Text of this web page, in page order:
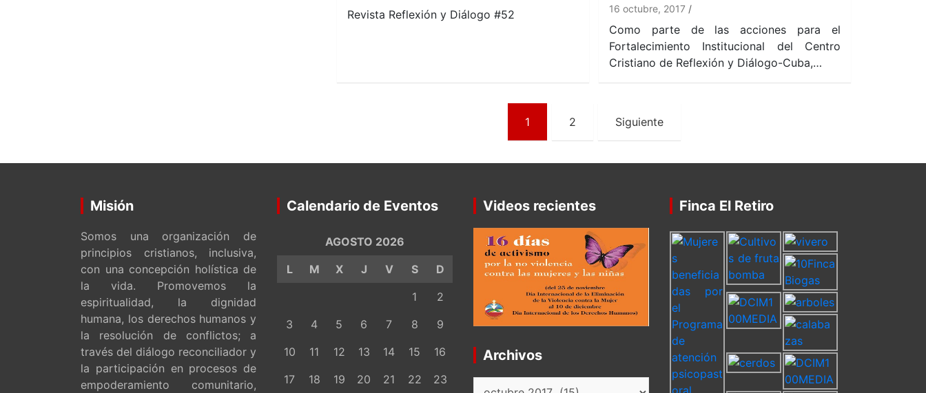
Revista Reflexión y Diálogo #52 16 octubre, 2017
Como parte de las acciones para el
Fortalecimiento Institucional del Centro
Cristiano de Reflexión y Diálogo-Cuba,…
entradas
1 2 Siguiente
Misión
Somos una organización de
principios cristianos, inclusiva,
con una concepción holística de
la vida. Promovemos la
espiritualidad, la dignidad
humana, los derechos humanos y
la resolución de conflictos; a
través del diálogo reconciliador y
la participación en procesos de
empoderamiento comunitario,
Calendario de Eventos
AGOSTO 2026
L
M X J V S
D
1
2
3
4 5 6 7 8
9
10
11 12 13 14 15
16
17
18 19 20 21 22
23
Videos recientes
Archivos
Archivos
Finca El Retiro